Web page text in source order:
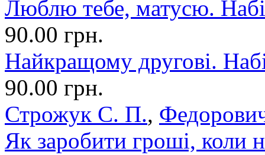
Люблю тебе, матусю.
90.00 грн.
Найкращому другові.
90.00 грн.
Строжук С. П.,
Як заробити гроші, коли